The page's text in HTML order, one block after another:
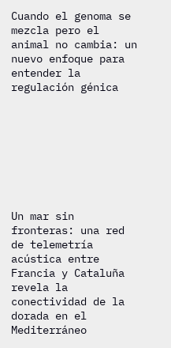
Cuando el genoma se
mezcla pero el
animal no cambia: un
nuevo enfoque para
entender la
regulación génica
Un mar sin
fronteras: una red
de telemetría
acústica entre
Francia y Cataluña
revela la
conectividad de la
dorada en el
Mediterráneo